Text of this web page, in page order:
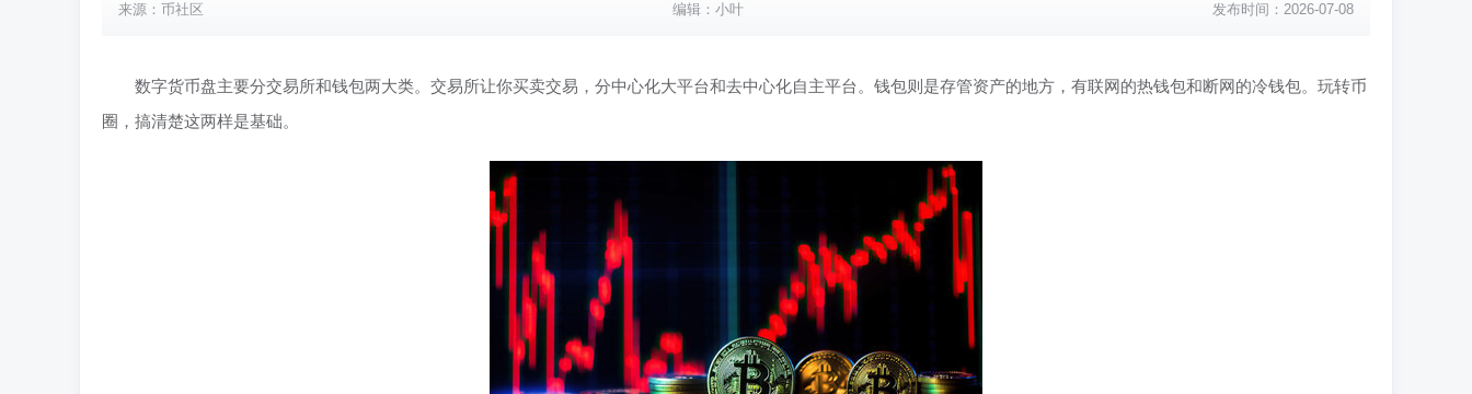
来源：币社区 编辑： 小叶 发布时间：2026-07-08
数字货币盘主要分交易所和钱包两大类。交易所让你买卖交易，分中心化大平台和去中心化自主平台。钱包则是存管资产的地方，有联网的热钱包和断网的冷钱包。玩转币
圈，搞清楚这两样是基础。